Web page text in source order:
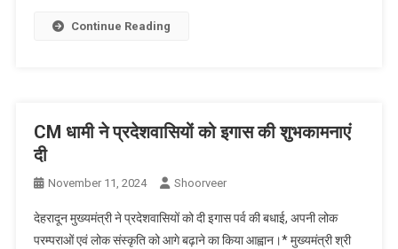
Continue Reading
CM धामी ने प्रदेशवासियों को इगास की शुभकामनाएं
दी
November 11, 2024 Shoorveer
देहरादून मुख्यमंत्री ने प्रदेशवासियों को दी इगास पर्व की बधाई, अपनी लोक
परम्पराओं एवं लोक संस्कृति को आगे बढ़ाने का किया आह्वान।* मुख्यमंत्री श्री